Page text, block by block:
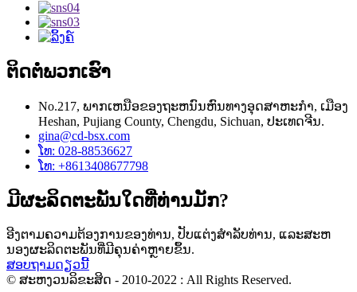
ຕິດ​ຕໍ່​ພວກ​ເຮົາ
No.217​, ພາກ​ເຫນືອ​ຂອງ​ຖະ​ຫນົນ​ຫົນ​ທາງ​ອຸດ​ສາ​ຫະ​ກໍາ​, ເມືອງ
Heshan​, Pujiang County​, Chengdu​, Sichuan​, ປະ​ເທດ​ຈີນ​.
gina@cd-bsx.com
ໂທ: 028-88536627
ໂທ: +8613408677798
ມີຜະລິດຕະພັນໃດທີ່ທ່ານມັກ?
ອີງຕາມຄວາມຕ້ອງການຂອງທ່ານ, ປັບແຕ່ງສໍາລັບທ່ານ, ແລະສະຫ
ນອງຜະລິດຕະພັນທີ່ມີຄຸນຄ່າຫຼາຍຂຶ້ນ.
ສອບຖາມດຽວນີ້
© ສະຫງວນລິຂະສິດ - 2010-2022 : All Rights Reserved.